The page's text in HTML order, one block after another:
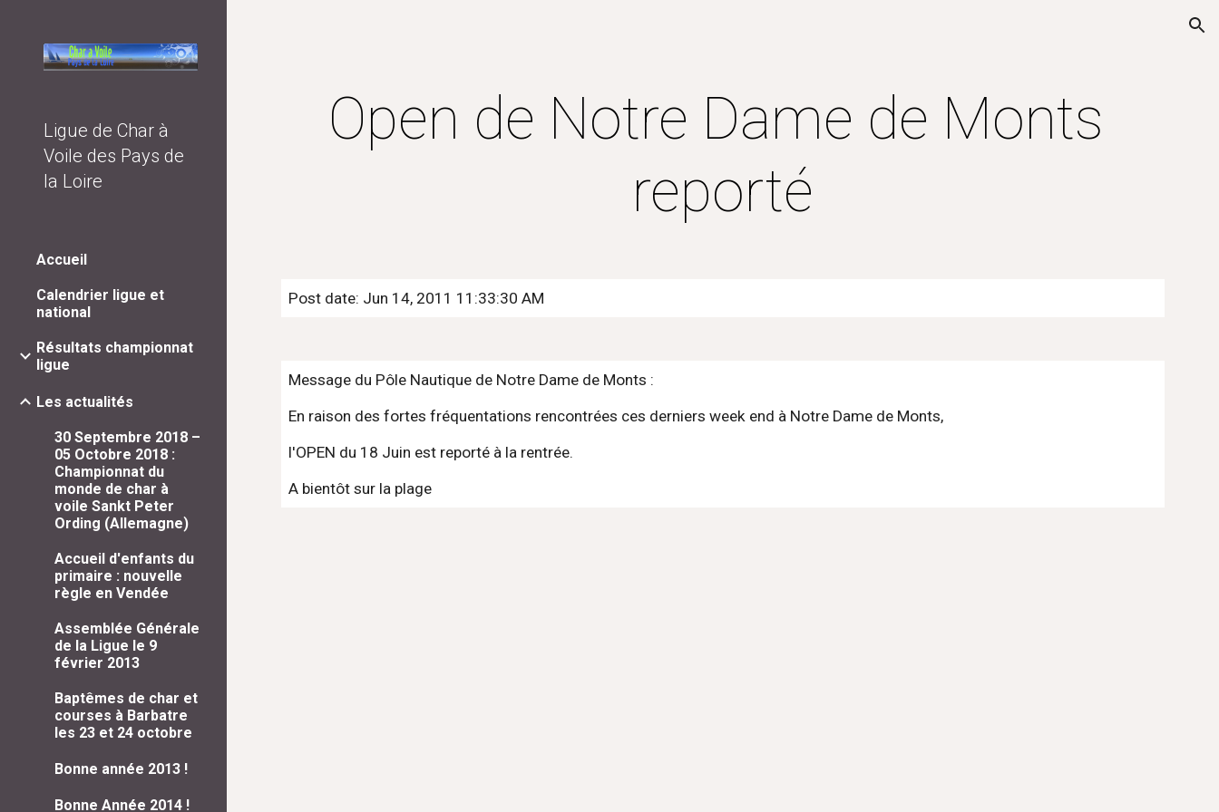
Ligue de Char à
Voile des Pays de
la Loire
Accueil
Calendrier ligue et
national
Résultats championnat
ligue
Les actualités
30 Septembre 2018 –
05 Octobre 2018 :
Championnat du
monde de char à
voile Sankt Peter
Ording (Allemagne)
Accueil d'enfants du
primaire : nouvelle
règle en Vendée
Assemblée Générale
de la Ligue le 9
février 2013
Baptêmes de char et
courses à Barbatre
les 23 et 24 octobre
Bonne année 2013 !
Bonne Année 2014 !
Open de Notre Dame de Monts
reporté
Post date: Jun 14, 2011 11:33:30 AM
Message du Pôle Nautique de Notre Dame de Monts :
En raison des fortes fréquentations rencontrées ces derniers week end à Notre Dame de Monts,
l'OPEN du 18 Juin est reporté à la rentrée.
A bientôt sur la plage